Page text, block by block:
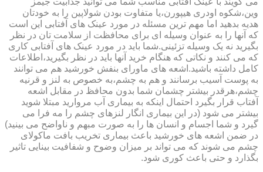
وین،شکوه اودری هیپورن،یا متفاوت بودن شولاپین را به خودتان
هدیه بدهید اما مهم ترین مسئله در مورد عینک های آفتابی این است
که آنها را به عنوان وسیله ای برای محافظت از سلامت تان در نظر
بگیرید نه یک وسیله تزئینی.شما باید در مورد عینک های آفتابی کاری
که می کنند و نکاتی که هنگام خرید آنها باید در نظر بگیرید،اطلاعات
کامل داشته باشید.اشعه های ماورای بنفش خورشید هم می توانند
به پوست آسیب برسانند و هم به چشم،به خصوص به لنز و قرنیه
چشم،هرقدر بیشتر چشمان شما بدون محافظ در مقابل اشعه
آفتاب قرار بگیرد احتمال اینکه به بیماری آب مروارید مبتلا شوید
بیشتر می شود (در این بیماری انگار لنزهای چشم را مه فرا می
گیرد و شما اجسام و انسان ها را به صورت مبهم و ناواضح می بینید)
در ضمن اشعه های خورشید باعث بیماری تخریب بافت ماکولای
چشم می شوند که می تواند بر میزان وضوح و شفافیت بینایی تاثیر
بگذارد و حتی باعث کوری شود.